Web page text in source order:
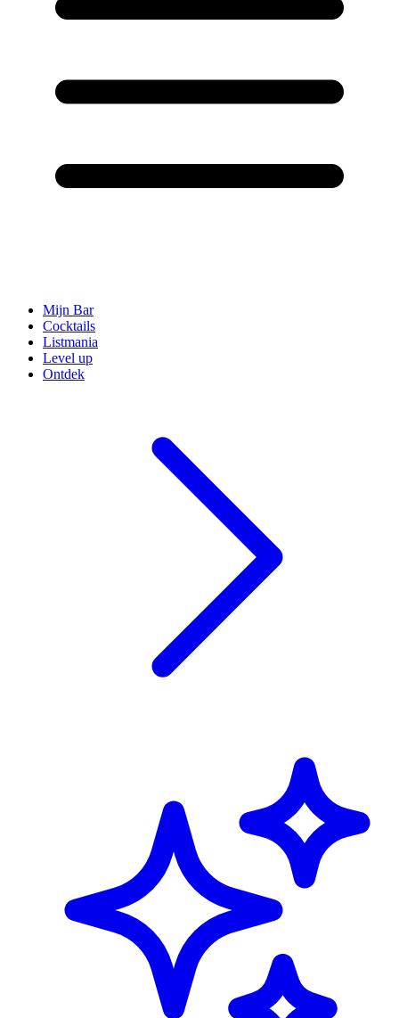
Mijn Bar
Cocktails
Listmania
Level up
Ontdek